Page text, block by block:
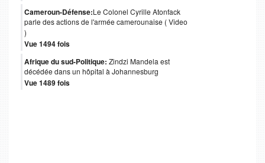
Cameroun-Défense:Le Colonel Cyrille Atonfack
parle des actions de l'armée camerounaise ( Video
)
Vue 1494 fois
Afrique du sud-Politique: Zindzi Mandela est
décédée dans un hôpital à Johannesburg
Vue 1489 fois